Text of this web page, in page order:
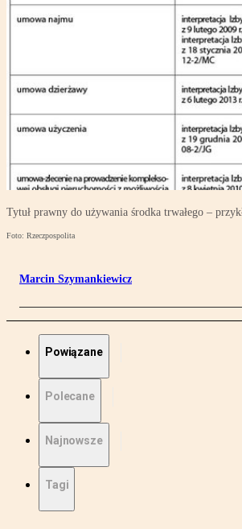
Tytuł prawny do używania środka trwałego –
Foto: Rzeczpospolita
Marcin Szymankiewicz
Powiązane
Polecane
Najnowsze
Tagi